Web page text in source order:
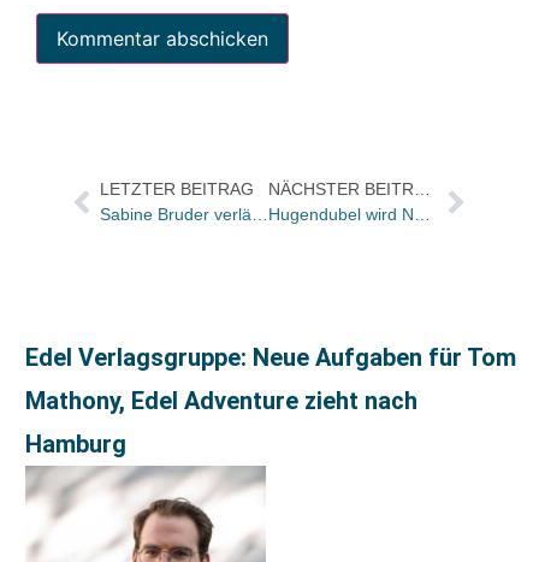
LETZTER BEITRAG
Sabine Bruder verlässt den Hädecke Verlag
NÄCHSTER BEITRAG
Hugendubel wird Novitäteneinkauf nur noch digital durchführen – „ausschließlich“ per VLB-TIX
Edel Verlagsgruppe: Neue Aufgaben für Tom
Mathony, Edel Adventure zieht nach
Hamburg